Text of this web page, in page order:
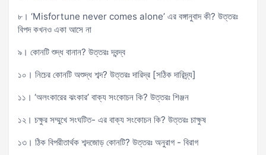
৮। ‘Misfortune never comes alone’ এর বঙ্গানুবাদ কী? উত্তরঃ
বিপদ কখনও একা আসে না
৯। কোনটি শুদ্ধ বানান? উত্তরঃ দ্বন্দ্ব
১০। নিচের কোনটি অশুদ্ধ শব্দ? উত্তরঃ দারিদ্র [সঠিক দারিদ্র্য]
১১। ‘অলংকারের ঝংকার’ বাক্য সংকোচন কি? উত্তরঃ শিঞ্জন
১২। চক্ষুর সম্মুখে সংঘটিত- এর বাক্য সংকোচন কি? উত্তরঃ চাক্ষুষ
১৩। ঠিক বিপরীতার্থক শব্দজোড় কোনটি? উত্তরঃ অনুরাগ - বিরাগ